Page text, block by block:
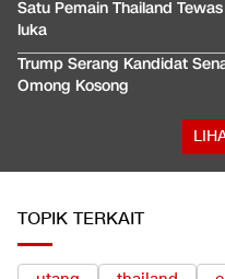
Satu Pemain Thailand
luka
Trump Serang Kandidat
Omong Kosong
TOPIK TERKAIT